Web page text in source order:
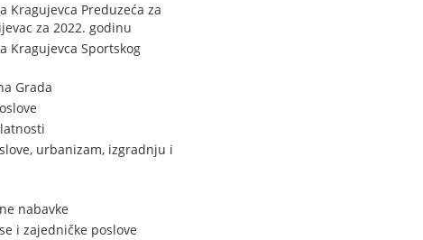
Kragujevca Preduzeća za
za 2022. godinu
Kragujevca Sportskog
Grada
urbanizam, izgradnju i
nabavke
i zajedničke poslove